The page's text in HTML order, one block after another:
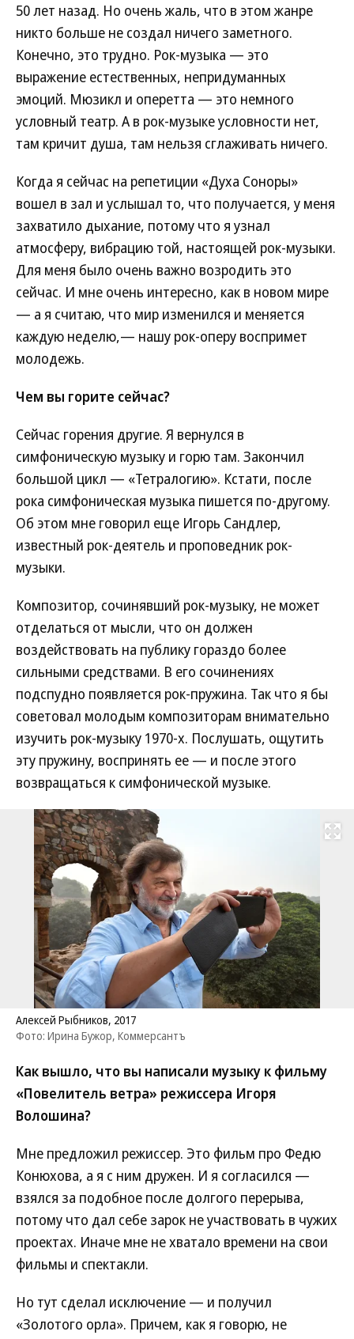
50 лет назад. Но очень жаль, что в этом жанре
никто больше не создал ничего заметного.
Конечно, это трудно. Рок-музыка — это
выражение естественных, непридуманных
эмоций. Мюзикл и оперетта — это немного
условный театр. А в рок-музыке условности нет,
там кричит душа, там нельзя сглаживать ничего.
Когда я сейчас на репетиции «Духа Соноры»
вошел в зал и услышал то, что получается, у меня
захватило дыхание, потому что я узнал
атмосферу, вибрацию той, настоящей рок-музыки.
Для меня было очень важно возродить это
сейчас. И мне очень интересно, как в новом мире
— а я считаю, что мир изменился и меняется
каждую неделю,— нашу рок-оперу воспримет
молодежь.
Чем вы горите сейчас?
Сейчас горения другие. Я вернулся в
симфоническую музыку и горю там. Закончил
большой цикл — «Тетралогию». Кстати, после
рока симфоническая музыка пишется по-другому.
Об этом мне говорил еще Игорь Сандлер,
известный рок-деятель и проповедник рок-
музыки.
Композитор, сочинявший рок-музыку, не может
отделаться от мысли, что он должен
воздействовать на публику гораздо более
сильными средствами. В его сочинениях
подспудно появляется рок-пружина. Так что я бы
советовал молодым композиторам внимательно
изучить рок-музыку 1970-х. Послушать, ощутить
эту пружину, воспринять ее — и после этого
возвращаться к симфонической музыке.
Развернуть
Алексей Рыбников, 2017
Фото: Ирина Бужор, Коммерсантъ
Как вышло, что вы написали музыку к фильму
«Повелитель ветра» режиссера Игоря
Волошина?
Мне предложил режиссер. Это фильм про Федю
Конюхова, а я с ним дружен. И я согласился —
взялся за подобное после долгого перерыва,
потому что дал себе зарок не участвовать в чужих
проектах. Иначе мне не хватало времени на свои
фильмы и спектакли.
Но тут сделал исключение — и получил
«Золотого орла». Причем, как я говорю, не